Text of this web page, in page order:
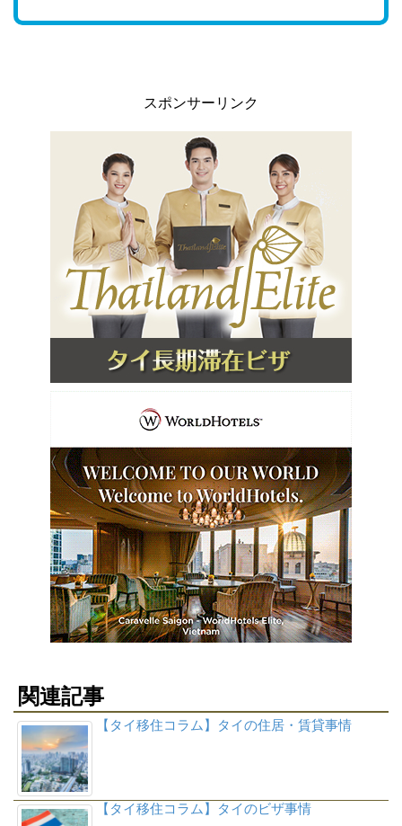
スポンサーリンク
関連記事
【タイ移住コラム】タイの住居・賃貸事情
【タイ移住コラム】タイのビザ事情